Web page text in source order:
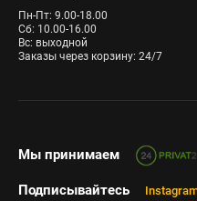
Пн-Пт: 9.00-18.00
Сб: 10.00-16.00
Вс: выходной
Заказы через корзину: 24/7
Мы принимаем
Подписывайтесь